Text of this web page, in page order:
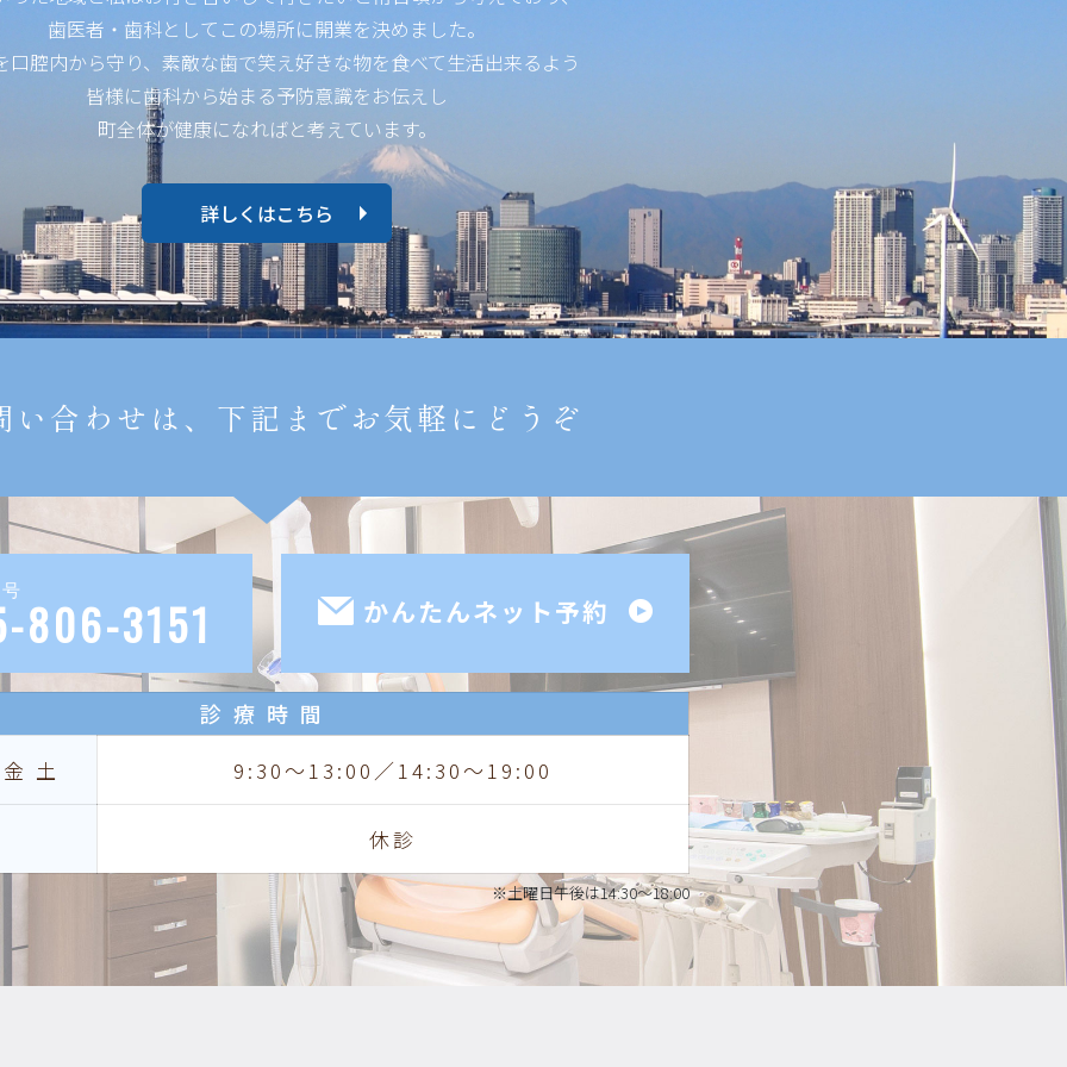
歯医者・歯科としてこの場所に開業を決めました。
口腔内から守り、素敵な歯で笑え好きな物を食べて生活出来るよう
皆様に歯科から始まる予防意識をお伝えし
町全体が健康になればと考えています。
詳しくはこちら
い合わせは、下記までお気軽にどうぞ
806-3151 かんたんネット予約
診療時間
土 9:30〜13:00／14:30〜19:00
休診
※土曜日午後は14:30～18:00